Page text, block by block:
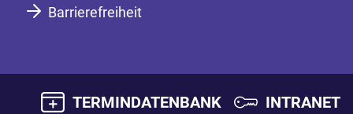
Barrierefreiheit
TERMINDATENBANK INTRANET